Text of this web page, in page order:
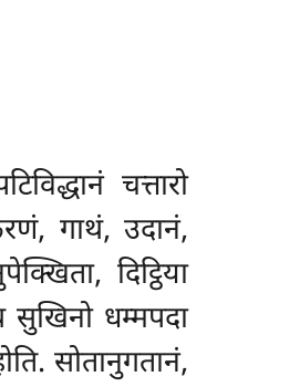
चत्तारो
गाथं, उदानं,
दिट्ठिया
धम्मपदा
सोतानुगतानं,